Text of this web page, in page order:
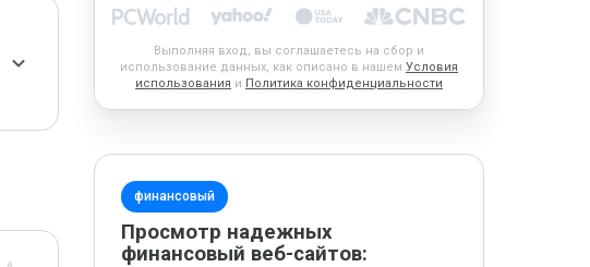
Выполняя вход, вы соглашаетесь на сбор и
использование данных, как описано в нашем Условия
использования и Политика конфиденциальности
финансовый
Просмотр надежных
финансовый веб-сайтов: